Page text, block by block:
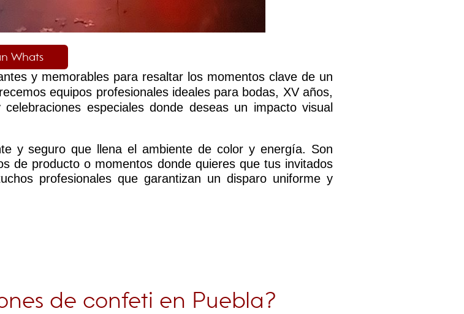
y memorables para resaltar los momentos clave de un
equipos profesionales ideales para bodas, XV años,
especiales donde deseas un impacto visual
y seguro que llena el ambiente de color y energía. Son
de producto o momentos donde quieres que tus invitados
profesionales que garantizan un disparo uniforme y
de confeti en Puebla?
Whats